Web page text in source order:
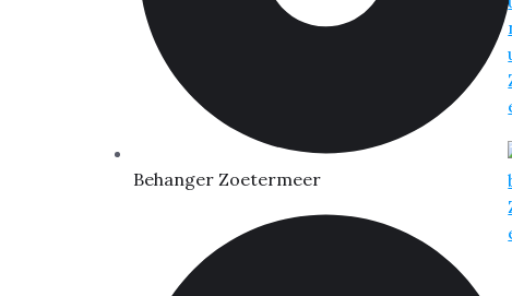
Behanger Zoetermeer